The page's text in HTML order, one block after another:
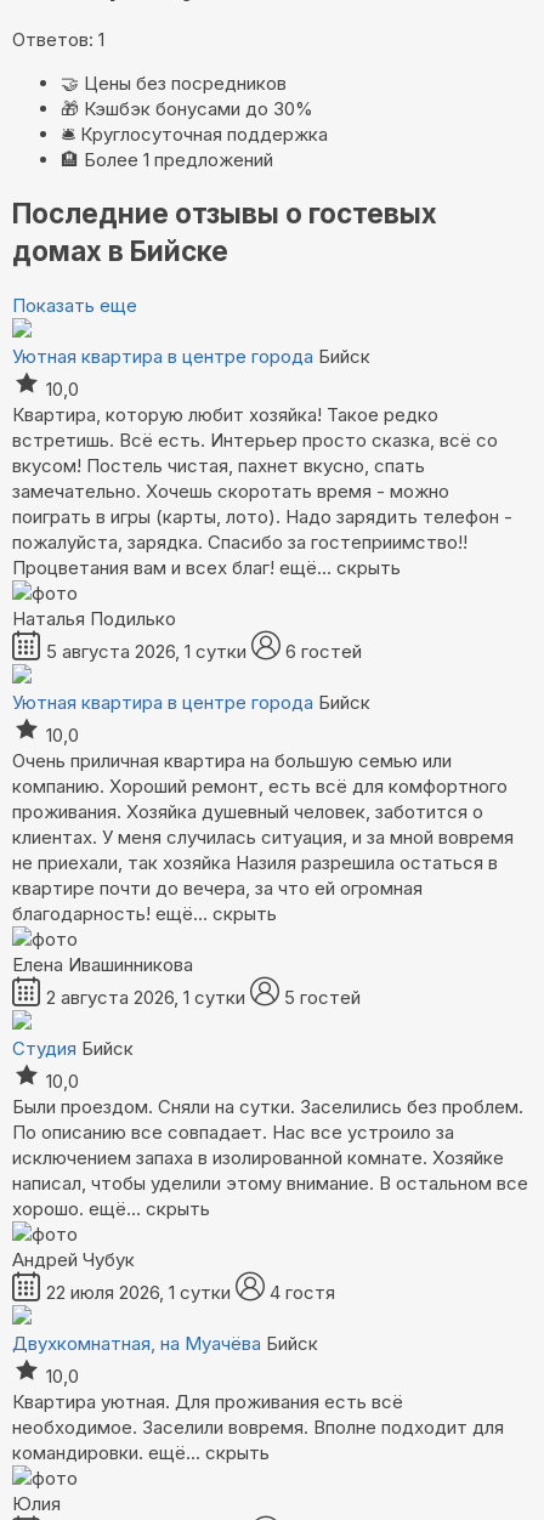
Ответов: 1
🤝 Цены без посредников
🎁 Кэшбэк бонусами до 30%
🛎️ Круглосуточная поддержка
🏨 Более 1 предложений
Последние отзывы о гостевых
домах в Бийске
Показать еще
Уютная квартира в центре города Бийск
10,0
Квартира, которую любит хозяйка! Такое редко
встретишь. Всё есть. Интерьер просто сказка, всё со
вкусом! Постель чистая, пахнет вкусно, спать
замечательно. Хочешь скоротать время - можно
поиграть в игры (карты, лото). Надо зарядить телефон -
пожалуйста, зарядка. Спасибо за гостеприимство!!
Процветания вам и всех благ! ещё... скрыть
Наталья Подилько
5 августа 2026, 1 сутки
6 гостей
Уютная квартира в центре города Бийск
10,0
Очень приличная квартира на большую семью или
компанию. Хороший ремонт, есть всё для комфортного
проживания. Хозяйка душевный человек, заботится о
клиентах. У меня случилась ситуация, и за мной вовремя
не приехали, так хозяйка Назиля разрешила остаться в
квартире почти до вечера, за что ей огромная
благодарность! ещё... скрыть
Елена Ивашинникова
2 августа 2026, 1 сутки
5 гостей
Студия Бийск
10,0
Были проездом. Сняли на сутки. Заселились без проблем.
По описанию все совпадает. Нас все устроило за
исключением запаха в изолированной комнате. Хозяйке
написал, чтобы уделили этому внимание. В остальном все
хорошо. ещё... скрыть
Андрей Чубук
22 июля 2026, 1 сутки
4 гостя
Двухкомнатная, на Муачёва Бийск
10,0
Квартира уютная. Для проживания есть всё
необходимое. Заселили вовремя. Вполне подходит для
командировки. ещё... скрыть
Юлия